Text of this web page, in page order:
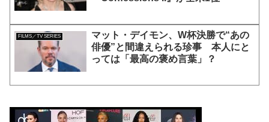
FILMS／TV SERIES
マット・デイモン、W杯決勝で“あの
俳優”と間違えられる珍事 本人にと
っては「最高の褒め言葉」？